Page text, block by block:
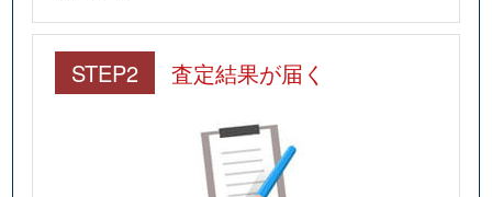
STEP2 査定結果が届く